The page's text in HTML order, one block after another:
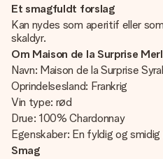
Et smagfuldt forslag
Kan nydes som aperitif eller
skaldyr.
Om Maison de la Surprise
Navn: Maison de la Surprise
Oprindelsesland: Frankrig
Vin type: rød
Drue: 100% Chardonnay
Egenskaber: En fyldig og smidig
Smag